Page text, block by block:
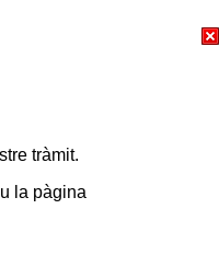
tràmit.
la pàgina